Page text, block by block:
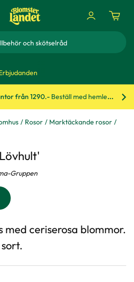
från 1290.- Beställ med hemleverans!
Rosor Marktäckande rosor
Gruppen
med ceriserosa blommor.